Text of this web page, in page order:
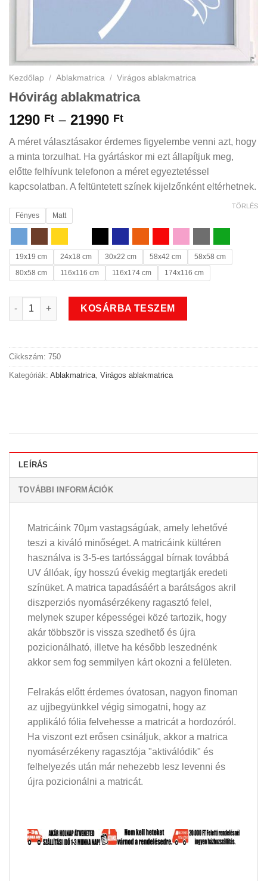
Kezdőlap / Ablakmatrica / Virágos ablakmatrica
Hóvirág ablakmatrica
1290 Ft – 21990 FtÁrtartomány:
-
21990 Ft
A méret választásakor érdemes figyelembe venni azt, hogy
a minta torzulhat. Ha gyártáskor mi ezt állapítjuk meg,
előtte felhívunk telefonon a méret egyeztetéssel
kapcsolatban. A feltüntetett színek kijelzőnként eltérhetnek.
Fényes Matt
19x19 cm 24x18 cm 30x22 cm 58x42 cm
58x58 cm
80x58 cm
116x116 cm 116x174 cm 174x116 cm
TÖRLÉS
Hóvirág ablakmatrica mennyiség
KOSÁRBA TESZEM
Cikkszám: 750
Kategóriák: Ablakmatrica Virágos ablakmatrica
LEÍRÁS
TOVÁBBI INFORMÁCIÓK
Matricáink 70µm vastagságúak, amely lehetővé
teszi a kiváló minőséget. A matricáink kültéren
használva is 3-5-es tartóssággal bírnak továbbá
UV állóak, így hosszú évekig megtartják eredeti
színüket. A matrica tapadásáért a barátságos akril
diszperziós nyomásérzékeny ragasztó felel,
melynek szuper képességei közé tartozik, hogy
akár többször is vissza szedhető és újra
pozicionálható, illetve ha később leszednénk
akkor sem fog semmilyen kárt okozni a felületen.
Felrakás előtt érdemes óvatosan, nagyon finoman
az ujjbegyünkkel végig simogatni, hogy az
applikáló fólia felvehesse a matricát a hordozóról.
Ha viszont ezt erősen csináljuk, akkor a matrica
nyomásérzékeny ragasztója "aktiválódik" és
felhelyezés után már nehezebb lesz levenni és
újra pozicionálni a matricát.